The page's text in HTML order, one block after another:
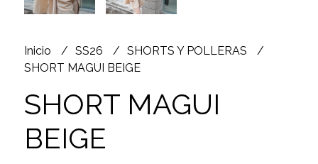
Inicio SS26
SHORTS Y POLLERAS
SHORT MAGUI BEIGE
SHORT MAGUI
BEIGE